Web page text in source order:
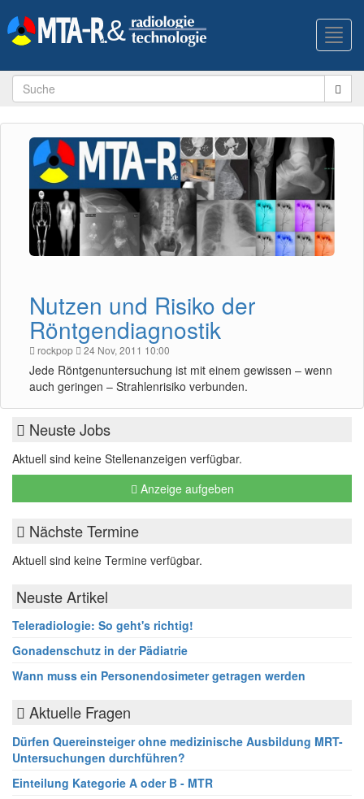
Nutzen und Risiko der
Röntgendiagnostik
rockpop 24 Nov, 2011 10:00
Jede Röntgenuntersuchung ist mit einem gewissen – wenn
auch geringen – Strahlenrisiko verbunden.
Neuste Jobs
Aktuell sind keine Stellenanzeigen verfügbar.
Anzeige aufgeben
Nächste Termine
Aktuell sind keine Termine verfügbar.
Neuste Artikel
Teleradiologie: So geht's richtig!
Gonadenschutz in der Pädiatrie
Wann muss ein Personendosimeter getragen werden
Aktuelle Fragen
Dürfen Quereinsteiger ohne medizinische Ausbildung MRT-
Untersuchungen durchführen?
Einteilung Kategorie A oder B - MTR